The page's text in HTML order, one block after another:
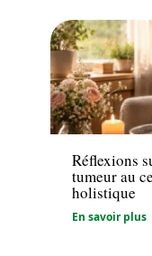
Maladie
Réflexions
tumeur au
holistique
En savoir plus